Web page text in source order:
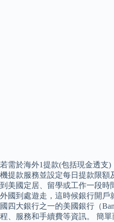
若需於海外1提款(包括現金透支
機提款服務並設定每日提款限額
到美國定居、留學或工作一段時
外國到處遊走，這時候銀行開戶
國四大銀行之一的美國銀行（
程、服務和手續費等資訊。 簡